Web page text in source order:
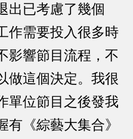
出已考慮了幾個
作需要投入很多時
影響節目流程，不
做這個決定。我很
單位節目之後發我
《綜藝大集合》